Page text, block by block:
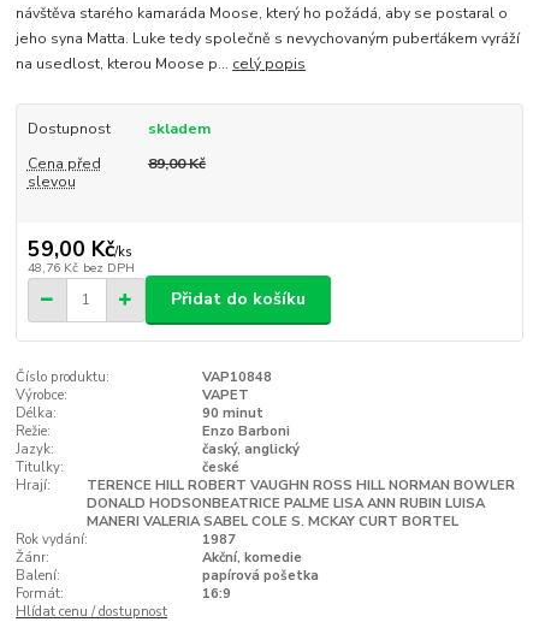
návštěva starého kamaráda Moose, který ho požádá, aby se postaral o
jeho syna Matta. Luke tedy společně s nevychovaným puberťákem vyráží
na usedlost, kterou Moose p... celý popis
Dostupnost
skladem
Cena před
slevou
89,00 Kč
59,00 Kč/ks
48,76 Kč bez DPH
Přidat do košíku
Číslo produktu:
VAP10848
Výrobce:
VAPET
Délka:
90 minut
Režie:
Enzo Barboni
Jazyk:
časký, anglický
Titulky:
české
Hrají:
TERENCE HILL ROBERT VAUGHN ROSS HILL NORMAN BOWLER
DONALD HODSONBEATRICE PALME LISA ANN RUBIN LUISA
MANERI VALERIA SABEL COLE S. MCKAY CURT BORTEL
Rok vydání:
1987
Žánr:
Akční, komedie
Balení:
papírová pošetka
Formát:
16:9
Hlídat cenu / dostupnost